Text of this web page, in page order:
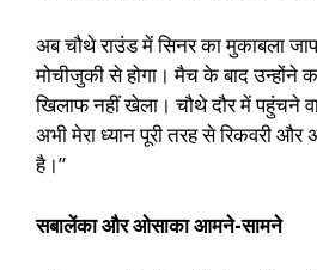
अब चौथे राउंड में सिनर का मुकाबला
मोचीजुकी से होगा। मैच के बाद
खिलाफ नहीं खेला। चौथे दौर में पहुंचने
अभी मेरा ध्यान पूरी तरह से रिकवरी
है।”
सबालेंका और ओसाका आमने-सामने